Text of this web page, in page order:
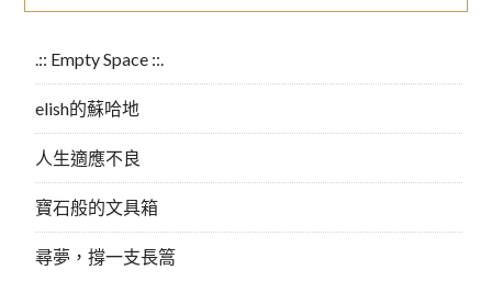
.:: Empty Space ::.
elish的蘇哈地
人生適應不良
寶石般的文具箱
尋夢，撐一支長篙